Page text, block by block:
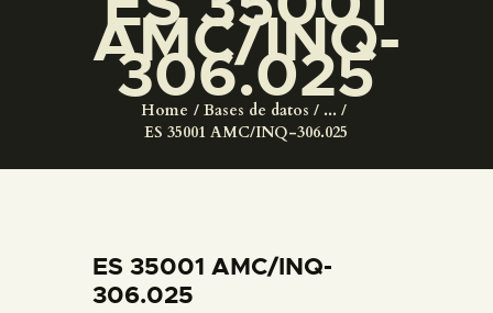
AMC/INQ-
306.025
Home Bases de datos
...
ES 35001 AMC/INQ-306.025
ACTIVIDADES
COLECCIONES
ES 35001 AMC/INQ-
306.025